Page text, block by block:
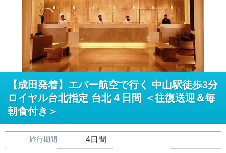
【成田発着】エバー航空で行く 中山駅徒歩3分
ロイヤル台北指定 台北４日間 ＜往復送迎＆毎
朝食付き＞
旅行期間 4日間